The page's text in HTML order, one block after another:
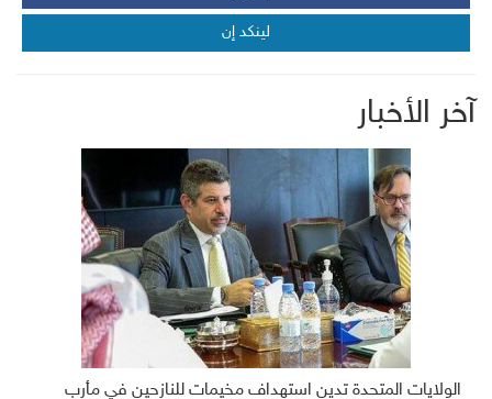
لينكد إن
آخر الأخبار
الولايات المتحدة تدين استهداف مخيمات للنازحين في مأرب